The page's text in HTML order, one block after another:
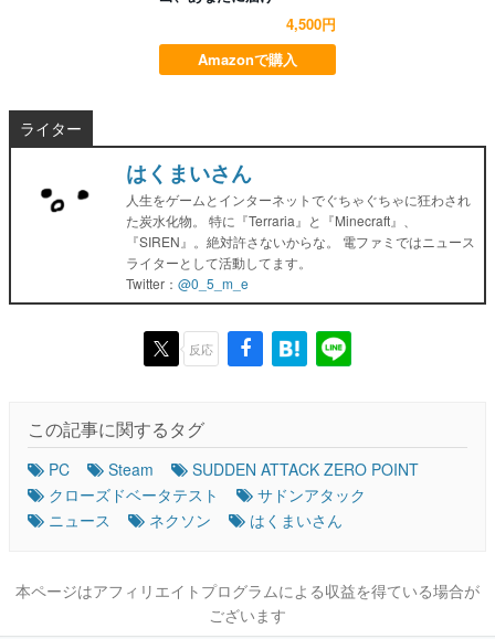
4,500円
Amazonで購入
ライター
はくまいさん
人生をゲームとインターネットでぐちゃぐちゃに狂わされ
た炭水化物。 特に『Terraria』と『Minecraft』、
『SIREN』。絶対許さないからな。 電ファミではニュース
ライターとして活動してます。
Twitter： @0_5_m_e
反応
この記事に関するタグ
PC Steam
SUDDEN ATTACK ZERO POINT
クローズドベータテスト
サドンアタック
ニュース
ネクソン はくまいさん
本ページはアフィリエイトプログラムによる収益を得ている場合が
ございます